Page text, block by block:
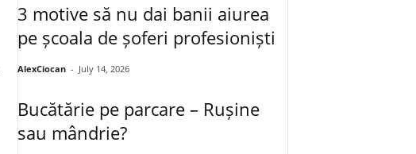
3 motive să nu dai banii aiurea
pe școala de șoferi profesioniști
AlexCiocan - July 14, 2026
Bucătărie pe parcare – Rușine
sau mândrie?